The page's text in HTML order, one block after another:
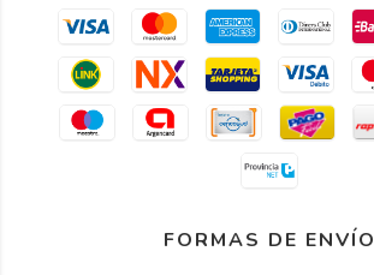
FORMAS DE ENVÍO